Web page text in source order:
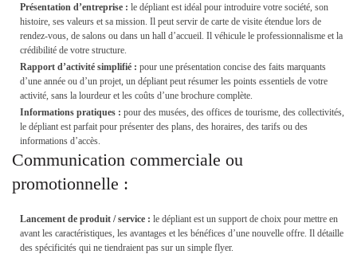
Présentation d’entreprise : le dépliant est idéal pour introduire votre société, son
histoire, ses valeurs et sa mission. Il peut servir de carte de visite étendue lors de
rendez-vous, de salons ou dans un hall d’accueil. Il véhicule le professionnalisme et la
crédibilité de votre structure.
Rapport d’activité simplifié : pour une présentation concise des faits marquants
d’une année ou d’un projet, un dépliant peut résumer les points essentiels de votre
activité, sans la lourdeur et les coûts d’une brochure complète.
Informations pratiques : pour des musées, des offices de tourisme, des collectivités,
le dépliant est parfait pour présenter des plans, des horaires, des tarifs ou des
informations d’accès.
Communication commerciale ou
promotionnelle :
Lancement de produit / service : le dépliant est un support de choix pour mettre en
avant les caractéristiques, les avantages et les bénéfices d’une nouvelle offre. Il détaille
des spécificités qui ne tiendraient pas sur un simple flyer.